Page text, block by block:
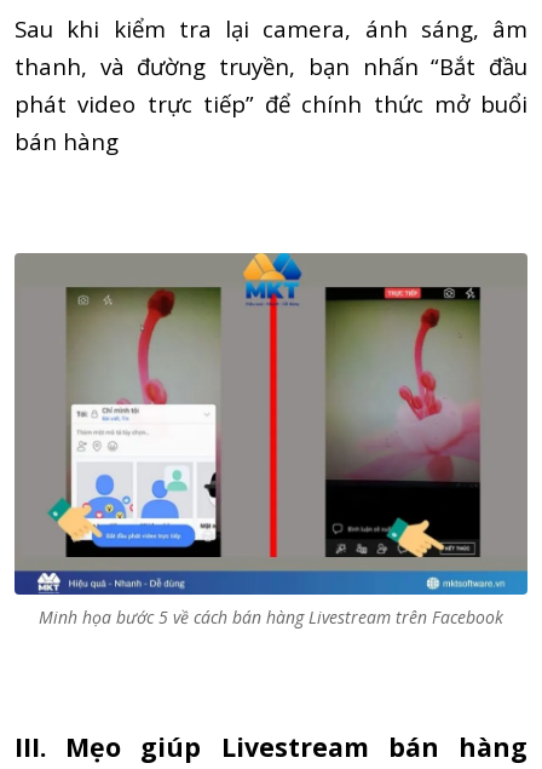
Sau khi kiểm tra lại camera, ánh sáng, âm
thanh, và đường truyền, bạn nhấn “Bắt đầu
phát video trực tiếp” để chính thức mở buổi
bán hàng
Minh họa bước 5 về cách bán hàng Livestream trên Facebook
III. Mẹo giúp Livestream bán hàng